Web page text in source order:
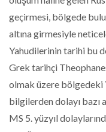
geçirmesi, bölgede
altına girmesiyle
Yahudilerinin tarihi bu
Grek tarihçi
olmak üzere bölgedeki
bilgilerden dolayı bazı
MS 5. yüzyıl